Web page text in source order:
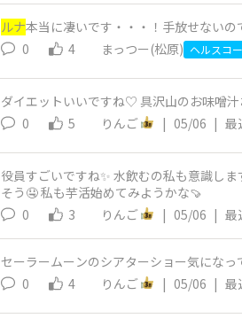
ルナ本当に凄いです・・・！手放せない
0
4 まっつー(松原) ヘルスコ
ダイエットいいですね♡ 具沢山のお味噌
0
5 りんご | 05/06 | 最
役員すごいですね✨ 水飲むの私も意識しま
そう🤤 私も芋活始めてみようかな🍠
0
3 りんご | 05/06 | 最
セーラームーンのシアターショー気にな
0
4 りんご | 05/06 | 最